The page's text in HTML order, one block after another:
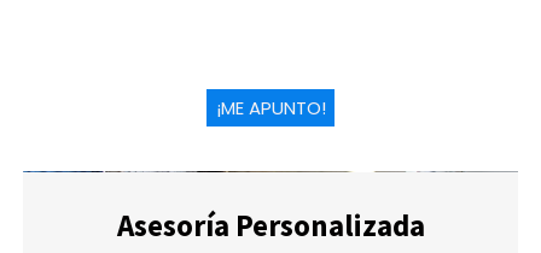
¡ME APUNTO!
Asesoría Personalizada